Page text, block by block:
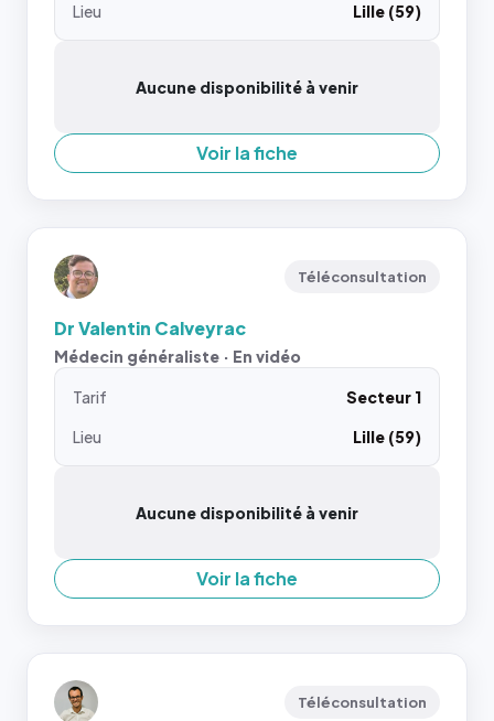
Lieu
Lille (59)
Aucune disponibilité à venir
Voir la fiche
Téléconsultation
Dr Valentin Calveyrac
Médecin généraliste · En vidéo
Tarif
Secteur 1
Lieu
Lille (59)
Aucune disponibilité à venir
Voir la fiche
Téléconsultation